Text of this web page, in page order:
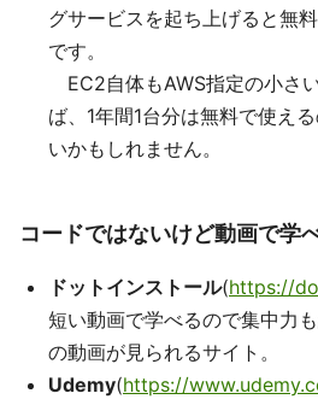
グサービスを起ち上げると無
です。
EC2自体もAWS指定の小さ
ば、1年間1台分は無料で使え
いかもしれません。
コードではないけど動画で学
ドットインストール(https://
短い動画で学べるので集中力
の動画が見られるサイト。
Udemy(https://